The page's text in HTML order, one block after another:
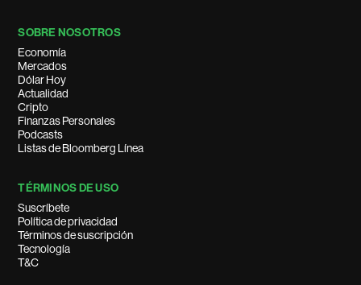
SOBRE NOSOTROS
Economía
Mercados
Dólar Hoy
Actualidad
Cripto
Finanzas Personales
Podcasts
Listas de Bloomberg Línea
TÉRMINOS DE USO
Suscríbete
Política de privacidad
Términos de suscripción
Tecnología
T&C